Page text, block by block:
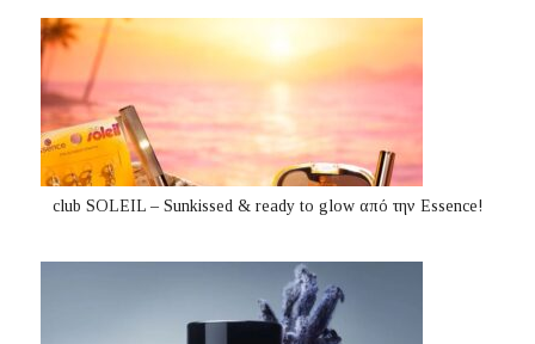
club SOLEIL – Sunkissed & ready to glow από την Essence!